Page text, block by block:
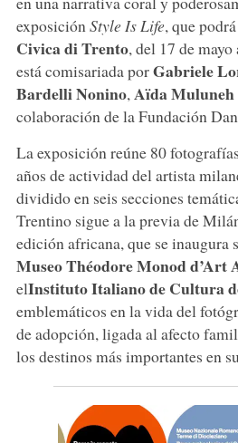
exposición Style Is Life, que
Civica di Trento, del 17 de
está comisariada porGabriele
Bardelli Nonino, AïdaMuluneh
colaboración de la Fundación
La exposición reúne 80
años de actividad del artista
dividido en seis secciones
Trentino sigue a la previa de
edición africana, que se inaugura
Museo Théodore Monod
elInstituto Italiano de Cultura
emblemáticos en la vida del
de adopción, ligada al afecto
los destinos más importantes en